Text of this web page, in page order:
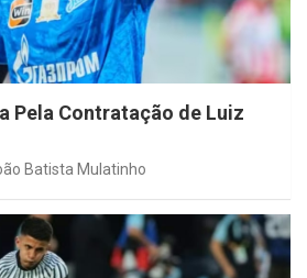
Pela Contratação de Luiz
Batista Mulatinho